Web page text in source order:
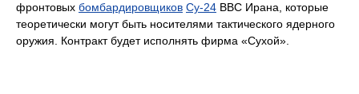
фронтовых бомбардировщиков Су-24 ВВС Ирана, которые
теоретически могут быть носителями тактического ядерного
оружия. Контракт будет исполнять фирма «Сухой».